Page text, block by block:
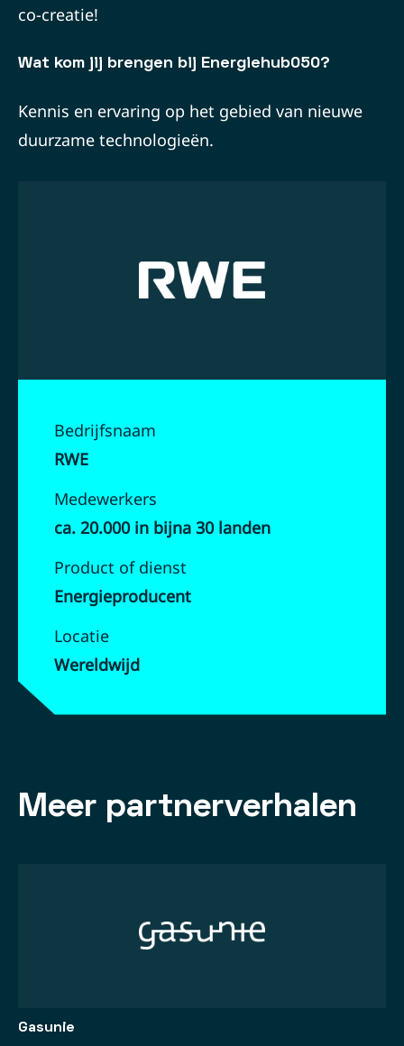
co-creatie!
Wat kom jij brengen bij Energiehub050?
Kennis en ervaring op het gebied van nieuwe
duurzame technologieën.
Bedrijfsnaam
RWE
Medewerkers
ca. 20.000 in bijna 30 landen
Product of dienst
Energieproducent
Locatie
Wereldwijd
Meer partnerverhalen
Gasunie